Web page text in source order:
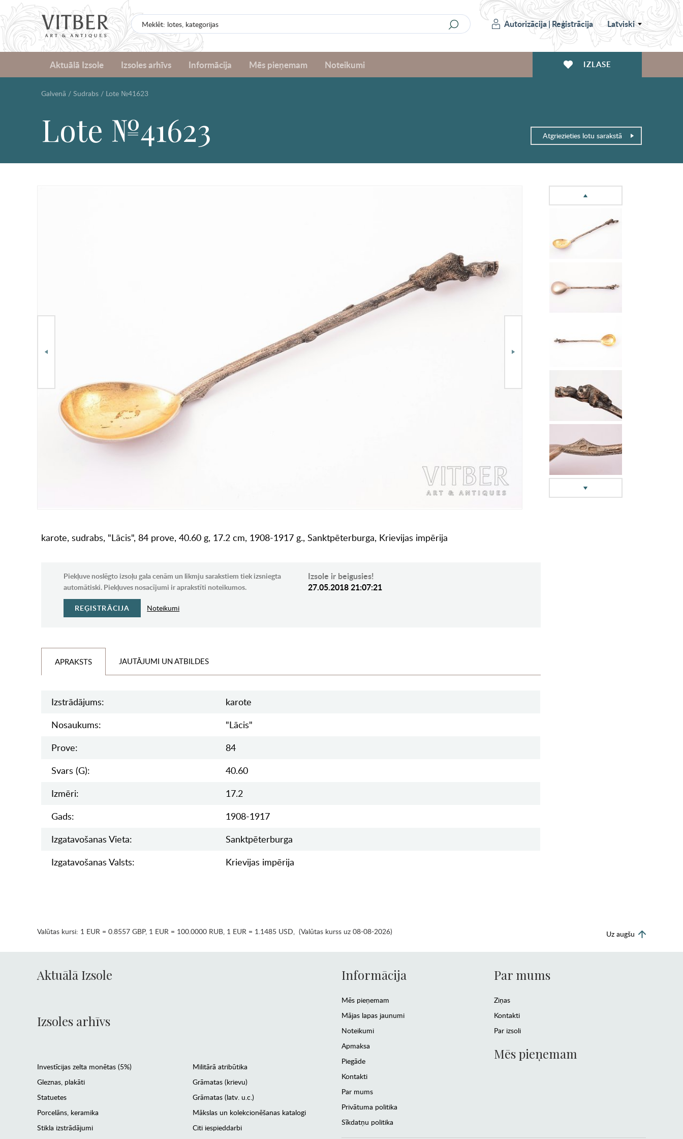
Autorizācija|Reģistrācija Latviski
Aktuālā Izsole Izsoles arhīvs Informācija Mēs pieņemam Noteikumi IZLASE
Galvenā / Sudrabs / Lote №41623
Lote №41623 Atgriezieties lotu sarakstā
karote, sudrabs, "Lācis", 84 prove, 40.60 g, 17.2 cm, 1908-1917 g., Sanktpēterburga, Krievijas impērija
Piekļuve noslēgto izsoļu gala cenām un likmju sarakstiem tiek izsniegta
automātiski. Piekļuves nosacījumi ir aprakstīti noteikumos.
REĢISTRĀCIJA Noteikumi
Izsole ir beigusies!
27.05.2018 21:07:21
APRAKSTS JAUTĀJUMI UN ATBILDES
Izstrādājums:
karote
Nosaukums:
"Lācis"
Prove:
84
Svars (g):
40.60
Izmēri:
17.2
Gads:
1908-1917
Izgatavošanas Vieta:
Sanktpēterburga
Izgatavošanas Valsts:
Krievijas impērija
Valūtas kursi: 1 EUR = 0.8557 GBP, 1 EUR = 100.0000 RUB, 1 EUR = 1.1485 USD, (Valūtas kurss uz 08-08-2026) Uz augšu
Aktuālā Izsole
Izsoles arhīvs
Investīcijas zelta monētas (5%)
Gleznas, plakāti
Statuetes
Porcelāns, keramika
Stikla izstrādājumi
Militārā atribūtika
Grāmatas (krievu)
Grāmatas (latv. u.c.)
Mākslas un kolekcionēšanas katalogi
Citi iespieddarbi
Informācija
Mēs pieņemam
Mājas lapas jaunumi
Noteikumi
Apmaksa
Piegāde
Kontakti
Par mums
Privātuma politika
Sīkdatņu politika
Par mums
Ziņas
Kontakti
Par izsoli
Mēs pieņemam